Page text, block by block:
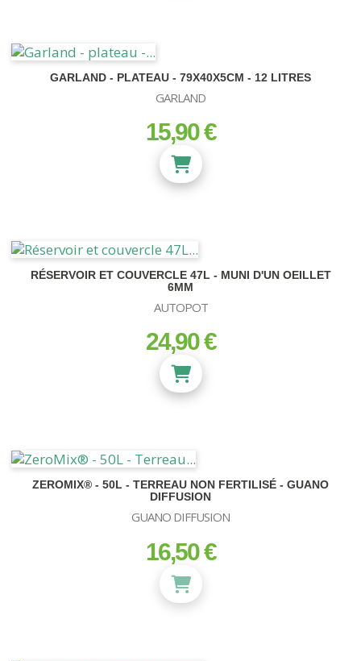
GARLAND - PLATEAU - 79X40X5CM - 12 LITRES
GARLAND
prix
15,90 €
RÉSERVOIR ET COUVERCLE 47L - MUNI D'UN OEILLET
6MM
AUTOPOT
prix
24,90 €
ZEROMIX® - 50L - TERREAU NON FERTILISÉ - GUANO
DIFFUSION
GUANO DIFFUSION
prix
16,50 €